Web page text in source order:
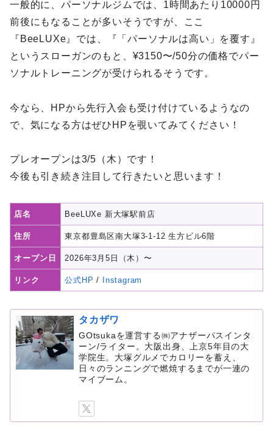
一般的に、パーソナルジムでは、1時間あたり10000円
前後にもなることが多いそうですが、ここ
『BeeLUXe』では、『「パーソナルは高い」を覆す』
というスローガンのもと、¥3150〜/50分の価格でパー
ソナルトレーニングが受けられるそうです。
今なら、HPから先行入会も受け付けているようなの
で、気になる方はぜひHPを覗いてみてください！
プレオープンは3/5（木）です！
今後も引き続き注目して行きたいと思います！
店名 BeeLUXe 新大塚駅前店
住所 東京都豊島区南大塚3-1-12 生方ビル6階
オープン日 2026年3月5日（木）〜
リンク 公式HP / Instagram
タカザワ
GOtsukaを運営する㈱アナザーパスインタ
ーン/ライター。大阪出身、上京5年目の大
学院生。大塚グルメでカロリーを蓄え、
日々のランニングで燃焼するまでが一連の
マイブーム。